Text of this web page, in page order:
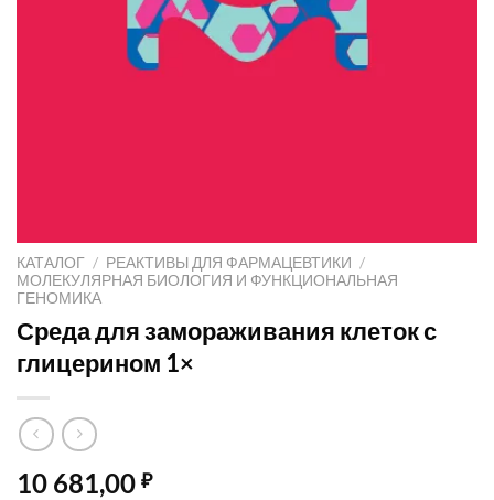
КАТАЛОГ / РЕАКТИВЫ ДЛЯ ФАРМАЦЕВТИКИ /
МОЛЕКУЛЯРНАЯ БИОЛОГИЯ И ФУНКЦИОНАЛЬНАЯ
ГЕНОМИКА
Среда для замораживания клеток с
глицерином 1×
10 681,00 ₽